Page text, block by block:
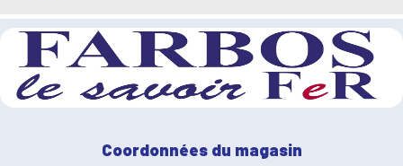
Coordonnées du magasin